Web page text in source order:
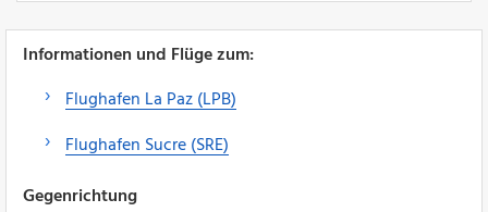
Informationen und Flüge zum:
Flughafen La Paz (LPB)
Flughafen Sucre (SRE)
Gegenrichtung